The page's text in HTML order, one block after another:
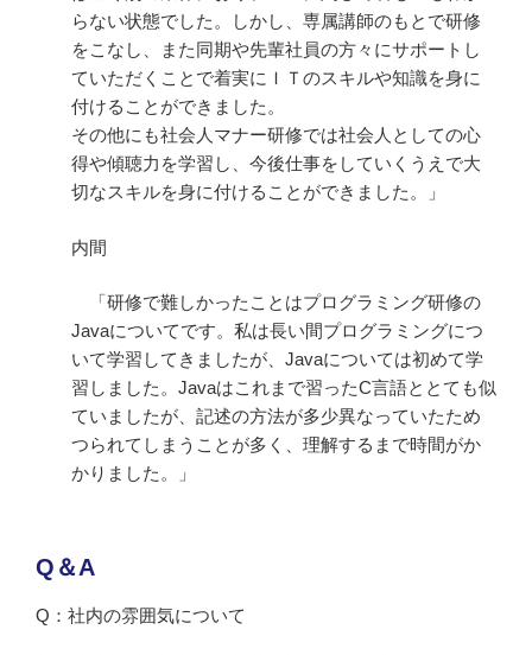
らない状態でした。しかし、専属講師のもとで研修
をこなし、また同期や先輩社員の方々にサポートし
ていただくことで着実にＩＴのスキルや知識を身に
付けることができました。
その他にも社会人マナー研修では社会人としての心
得や傾聴力を学習し、今後仕事をしていくうえで大
切なスキルを身に付けることができました。」
内間
「研修で難しかったことはプログラミング研修の
Javaについてです。私は長い間プログラミングにつ
いて学習してきましたが、Javaについては初めて学
習しました。Javaはこれまで習ったC言語ととても似
ていましたが、記述の方法が多少異なっていたため
つられてしまうことが多く、理解するまで時間がか
かりました。」
Q＆A
Q：社内の雰囲気について